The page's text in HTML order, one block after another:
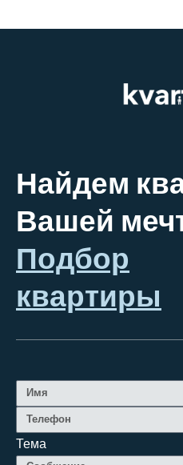
Найдем
Вашей
Подбор
квартиры
Тема